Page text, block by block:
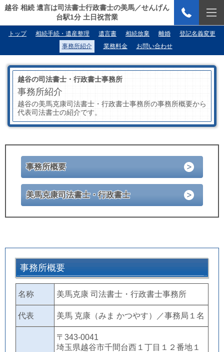
越谷 相続 遺言は司法書士行政書士の美馬／せんげん
台駅1分 土日祝営業
トップ 相続手続・遺産整理 遺言書 相続放棄 離婚
登記名義変更
事務所紹介
業務料金 お問い合わせ
越谷の司法書士・行政書士事務所
事務所紹介
越谷の美馬克康司法書士・行政書士事務所の事務所概要から
代表司法書士の紹介です。
事務所概要
美馬克康司法書士・行政書士
事務所概要
名称 美馬克康 司法書士・行政書士事務所
代表 美馬 克康（みま かつやす）／事務局１名
〒343-0041
埼玉県越谷市千間台西１丁目１２番地１